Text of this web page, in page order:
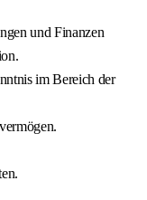
und Finanzen
im Bereich der